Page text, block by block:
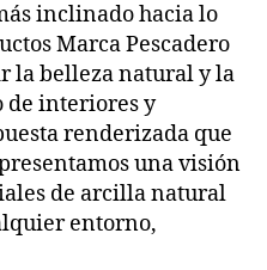
inclinado hacia lo
Marca Pescadero
la belleza natural y la
de interiores y
renderizada que
una visión
de arcilla natural
entorno,